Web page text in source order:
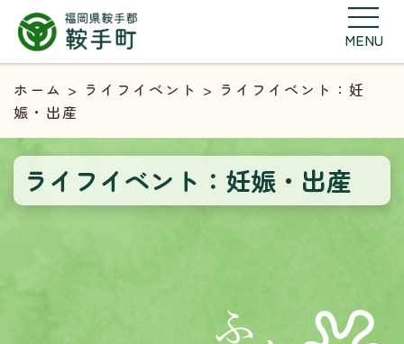
MENU
ホーム > ライフイベント > ライフイベント：妊
娠・出産
ライフイベント：妊娠・出産